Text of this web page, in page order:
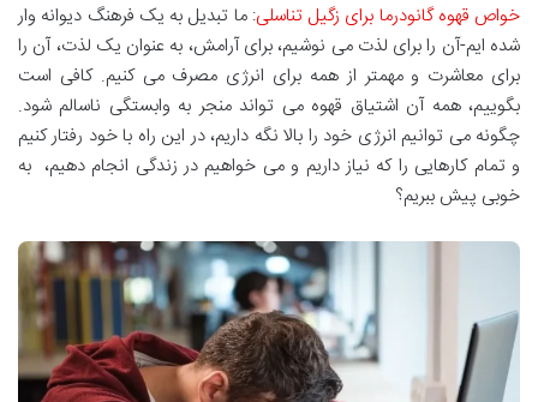
خواص قهوه گانودرما برای زگیل تناسلی: ما تبدیل به یک فرهنگ دیوانه وار
شده ایم-آن را برای لذت می نوشیم، برای آرامش، به عنوان یک لذت، آن را
برای معاشرت و مهمتر از همه برای انرژی مصرف می کنیم. کافی است
بگوییم، همه آن اشتیاق قهوه می تواند منجر به وابستگی ناسالم شود.
چگونه می توانیم انرژی خود را بالا نگه داریم، در این راه با خود رفتار کنیم
و تمام کارهایی را که نیاز داریم و می خواهیم در زندگی انجام دهیم، به
خوبی پیش ببریم؟